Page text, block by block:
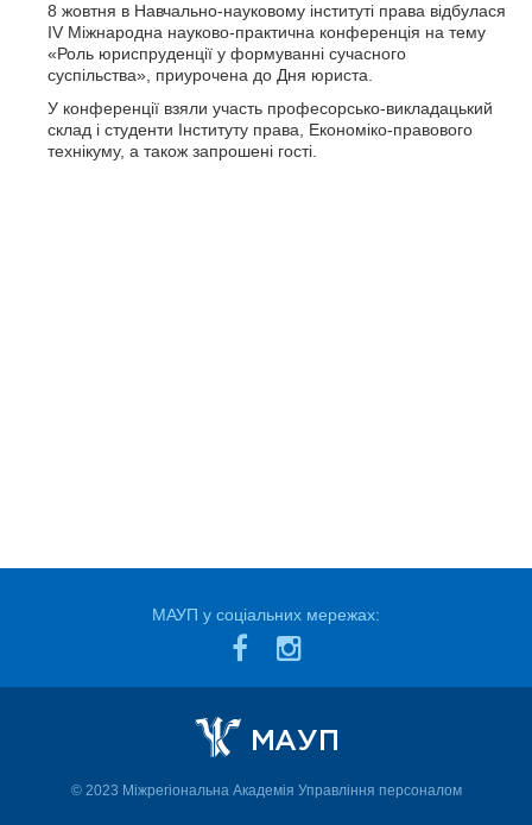
8 жовтня в Навчально-науковому інституті права відбулася
ІV Міжнародна науково-практична конференція на тему
«Роль юриспруденції у формуванні сучасного
суспільства», приурочена до Дня юриста.
У конференції взяли участь професорсько-викладацький
склад і студенти Інституту права, Економіко-правового
технікуму, а також запрошені гості.
МАУП у соціальних мережах:
© 2023 Міжрегіональна Академія Управління персоналом